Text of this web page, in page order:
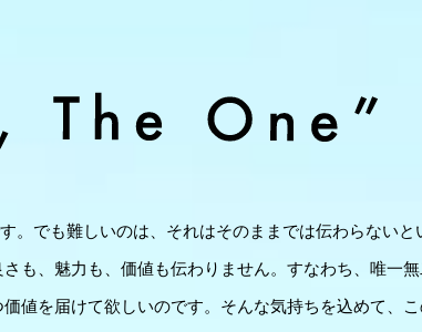
。でも難しいのは、それはそのままでは伝わらない
も、魅力も、価値も伝わりません。すなわち、唯一
値を届けて欲しいのです。そんな気持ちを込めて、